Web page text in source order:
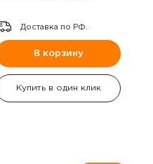
Доставка по РФ.
В корзину
Купить в один клик